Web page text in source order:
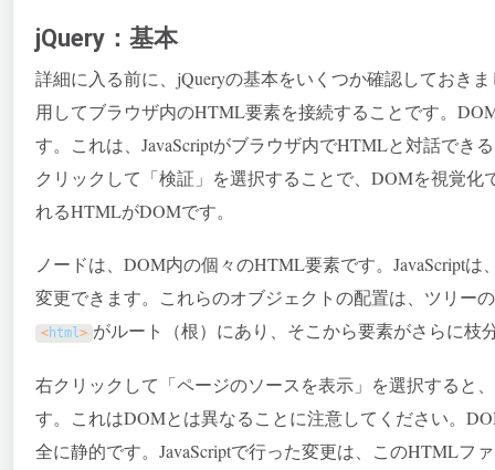
jQuery：基本
詳細に入る前に、jQueryの基本をいくつか確認しておき
用してブラウザ内のHTML要素を接続することです。
す。これは、JavaScriptがブラウザ内でHTMLと対話でき
クリックして「検証」を選択することで、DOMを視覚
れるHTMLがDOMです。
ノードは、DOM内の個々のHTML要素です。JavaScript
変更できます。これらのオブジェクトの配置は、ツリー
<html> がルート（根）にあり、そこから要素がさらに枝
右クリックして「ページのソースを表示」を選択すると
す。これはDOMとは異なることに注意してください。
全に静的です。JavaScriptで行った変更は、このHTMLフ